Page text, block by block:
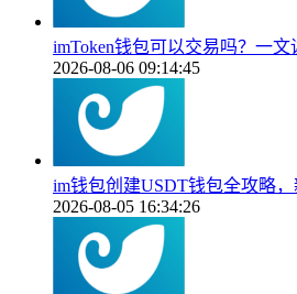
imToken钱包可以交易吗？一
2026-08-06 09:14:45
im钱包创建USDT钱包全攻略
2026-08-05 16:34:26